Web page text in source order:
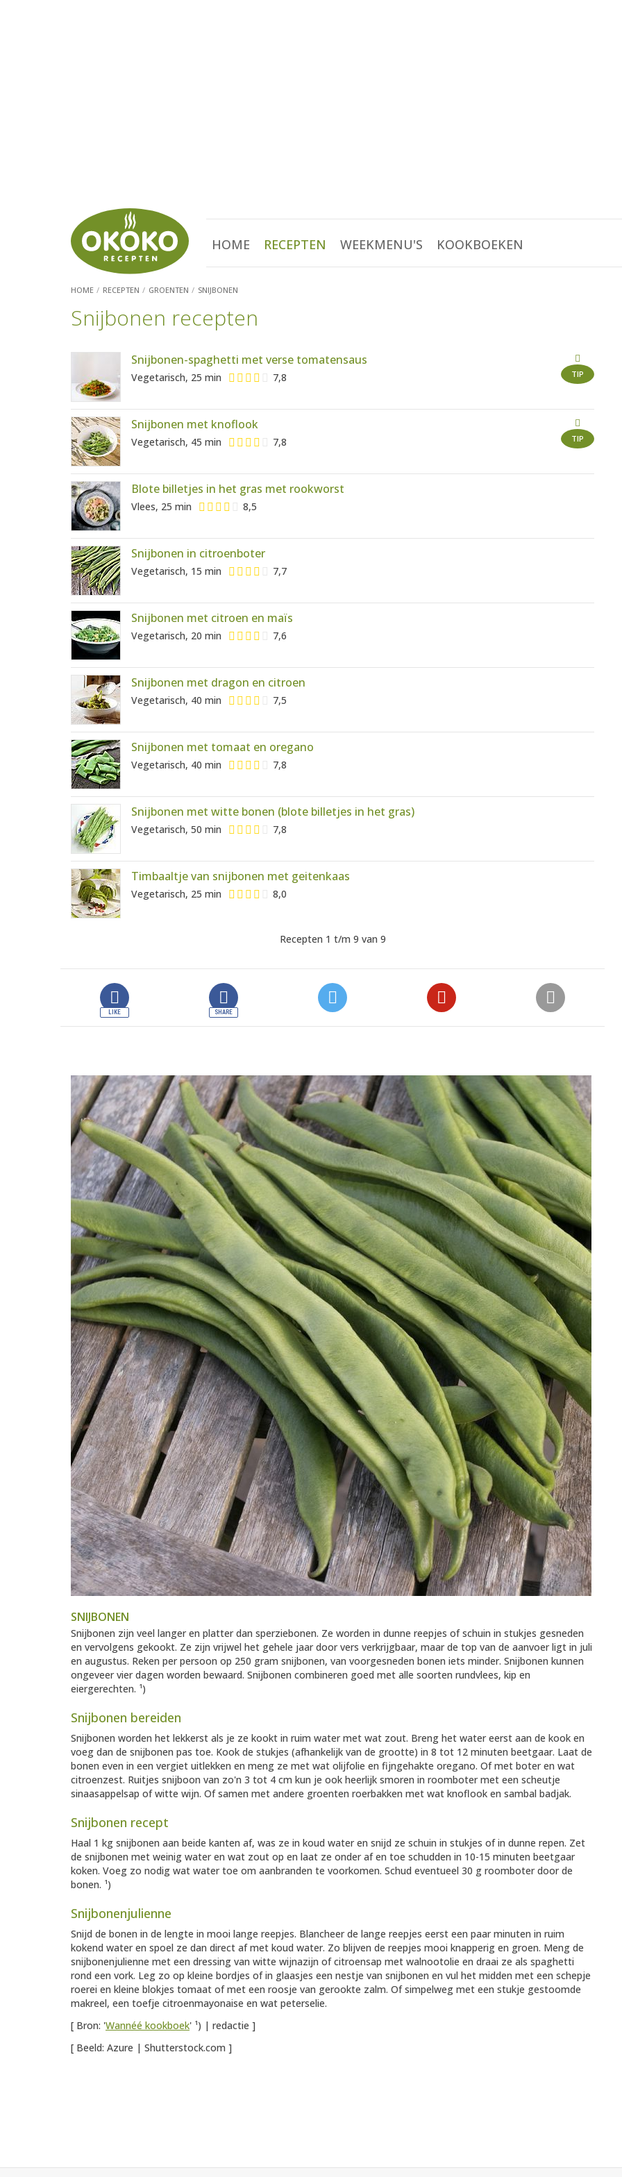
HOME RECEPTEN WEEKMENU'S KOOKBOEKEN
HOME RECEPTEN GROENTEN SNIJBONEN
Snijbonen recepten
TIP
Snijbonen-spaghetti met verse tomatensaus
Vegetarisch, 25 min 7,8
TIP
Snijbonen met knoflook
Vegetarisch, 45 min 7,8
Blote billetjes in het gras met rookworst
Vlees, 25 min 8,5
Snijbonen in citroenboter
Vegetarisch, 15 min 7,7
Snijbonen met citroen en maïs
Vegetarisch, 20 min 7,6
Snijbonen met dragon en citroen
Vegetarisch, 40 min 7,5
Snijbonen met tomaat en oregano
Vegetarisch, 40 min 7,8
Snijbonen met witte bonen (blote billetjes in het gras)
Vegetarisch, 50 min 7,8
Timbaaltje van snijbonen met geitenkaas
Vegetarisch, 25 min 8,0
Recepten 1 t/m 9 van 9
SNIJBONEN
Snijbonen zijn veel langer en platter dan sperziebonen. Ze worden in dunne reepjes of schuin in stukjes gesneden
en vervolgens gekookt. Ze zijn vrijwel het gehele jaar door vers verkrijgbaar, maar de top van de aanvoer ligt in juli
en augustus. Reken per persoon op 250 gram snijbonen, van voorgesneden bonen iets minder. Snijbonen kunnen
ongeveer vier dagen worden bewaard. Snijbonen combineren goed met alle soorten rundvlees, kip en
eiergerechten. ¹)
Snijbonen bereiden
Snijbonen worden het lekkerst als je ze kookt in ruim water met wat zout. Breng het water eerst aan de kook en
voeg dan de snijbonen pas toe. Kook de stukjes (afhankelijk van de grootte) in 8 tot 12 minuten beetgaar. Laat de
bonen even in een vergiet uitlekken en meng ze met wat olijfolie en fijngehakte oregano. Of met boter en wat
citroenzest. Ruitjes snijboon van zo'n 3 tot 4 cm kun je ook heerlijk smoren in roomboter met een scheutje
sinaasappelsap of witte wijn. Of samen met andere groenten roerbakken met wat knoflook en sambal badjak.
Snijbonen recept
Haal 1 kg snijbonen aan beide kanten af, was ze in koud water en snijd ze schuin in stukjes of in dunne repen. Zet
de snijbonen met weinig water en wat zout op en laat ze onder af en toe schudden in 10-15 minuten beetgaar
koken. Voeg zo nodig wat water toe om aanbranden te voorkomen. Schud eventueel 30 g roomboter door de
bonen. ¹)
Snijbonenjulienne
Snijd de bonen in de lengte in mooi lange reepjes. Blancheer de lange reepjes eerst een paar minuten in ruim
kokend water en spoel ze dan direct af met koud water. Zo blijven de reepjes mooi knapperig en groen. Meng de
snijbonenjulienne met een dressing van witte wijnazijn of citroensap met walnootolie en draai ze als spaghetti
rond een vork. Leg zo op kleine bordjes of in glaasjes een nestje van snijbonen en vul het midden met een schepje
roerei en kleine blokjes tomaat of met een roosje van gerookte zalm. Of simpelweg met een stukje gestoomde
makreel, een toefje citroenmayonaise en wat peterselie.
[ Bron: 'Wannéé kookboek' ¹) | redactie ]
[ Beeld: Azure | Shutterstock.com ]